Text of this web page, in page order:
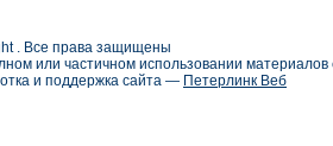
. Все права защищены
или частичном использовании
и поддержка сайта — Петерлинк Веб